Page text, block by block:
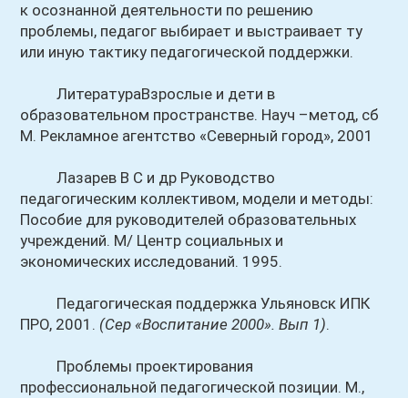
к осознанной деятельности по решению
проблемы, педагог выбирает и выстраивает ту
или иную тактику педагогической поддержки.
ЛитератураВзрослые и дети в
образовательном пространстве. Науч –метод, сб
М. Рекламное агентство «Северный город», 2001
Лазарев В С и др Руководство
педагогическим коллективом, модели и методы:
Пособие для руководителей образовательных
учреждений. М/ Центр социальных и
экономических исследований. 1995.
Педагогическая поддержка Ульяновск ИПК
ПРО, 2001. (Сер «Воспитание 2000». Вып 1).
Проблемы проектирования
профессиональной педагогической позиции. М.,